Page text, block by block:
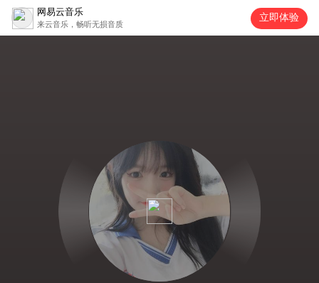
网易云音乐
来云音乐，畅听无损音质
立即体验